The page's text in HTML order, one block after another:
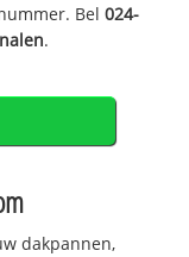
Bel024-
.
dakpannen,